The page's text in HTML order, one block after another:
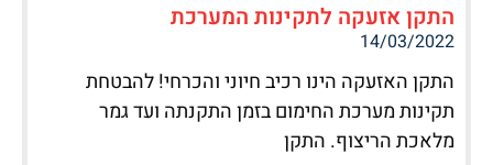
התקן אזעקה לתקינות המערכת
14/03/2022
התקן האזעקה הינו רכיב חיוני והכרחי! להבטחת
תקינות מערכת החימום בזמן התקנתה ועד גמר
מלאכת הריצוף. התקן